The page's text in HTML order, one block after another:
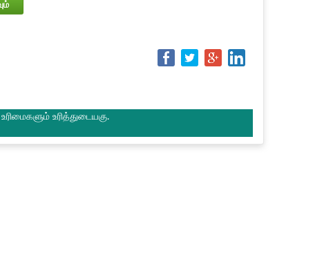
உரித்துடையகு.